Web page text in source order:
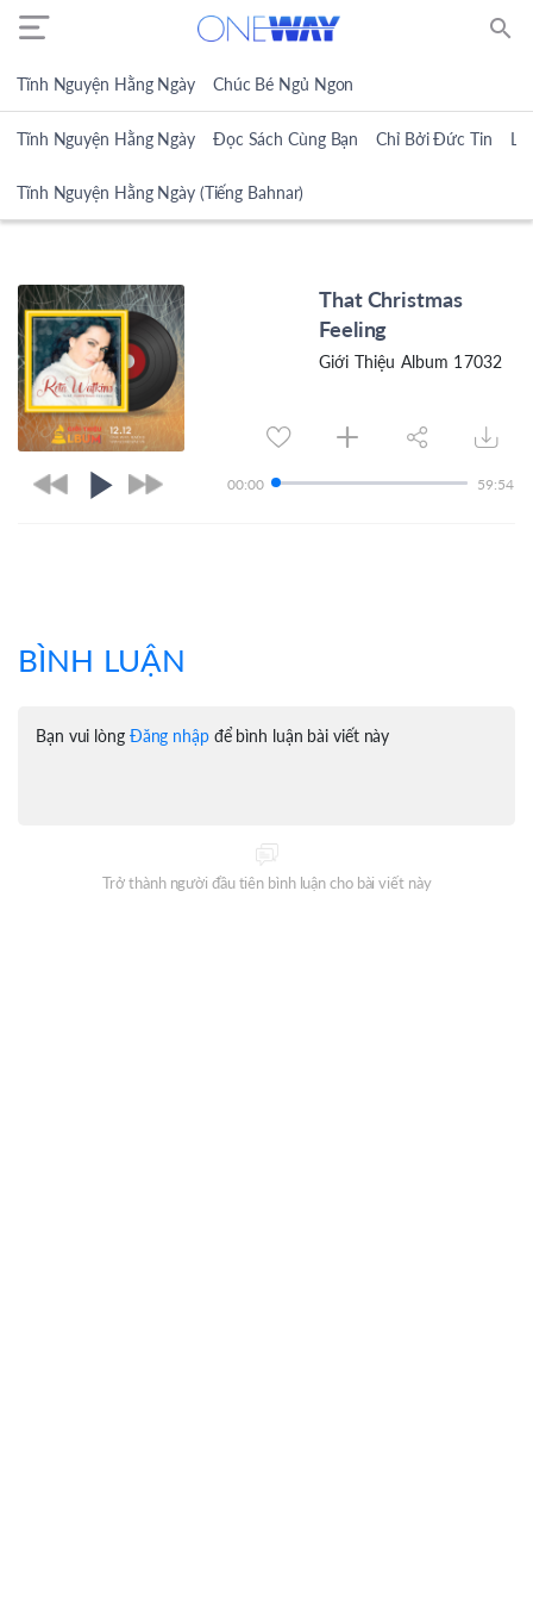
search
Tĩnh Nguyện Hằng Ngày Chúc Bé Ngủ Ngon
Tĩnh Nguyện Hằng Ngày Đọc Sách Cùng Bạn Chỉ Bởi Đức Tin
Tĩnh Nguyện Hằng Ngày (Tiếng Bahnar)
That Christmas
Feeling
Giới Thiệu Album 17032
00:00 59:54
BÌNH LUẬN
Bạn vui lòng Đăng nhậpđể bình luận bài viết này
Trở thành người đầu tiên bình luận cho bài viết này